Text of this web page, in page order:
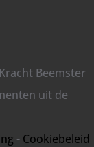
Beemster
uit de
- Cookiebeleid